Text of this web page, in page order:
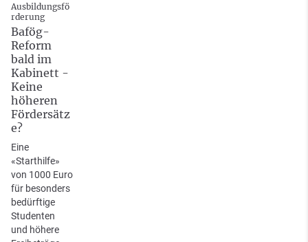
Ausbildungsfö
rderung
Bafög-
Reform
bald im
Kabinett -
Keine
höheren
Fördersätz
e?
Eine
«Starthilfe»
von 1000 Euro
für besonders
bedürftige
Studenten
und höhere